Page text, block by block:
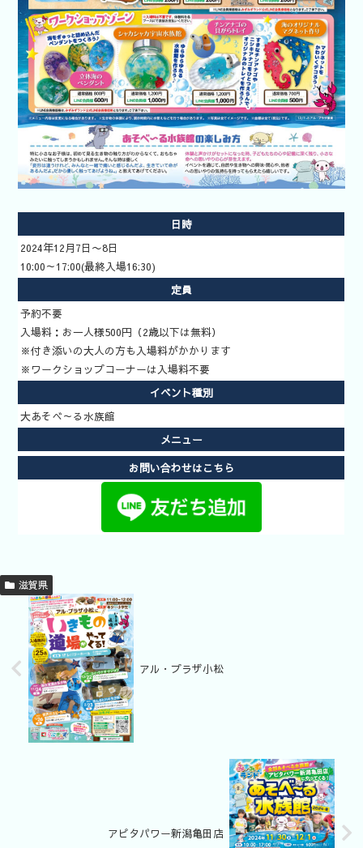
いきもの道
場
新着イベン
ト
イベント検
索
いきもの道
場予約方法
日時
2024年12月7日〜8日
10:00～17:00(最終入場16:30)
定員
予約不要
入場料：お一人様500円（2歳以下は無料）
※付き添いの大人の方も入場料がかかります
※ワークショップコーナーは入場料不要
イベント種別
大あそべ～る水族館
メニュー
お問い合わせはこちら
滋賀県
アル・プラザ小松
アピタパワー新潟亀田店